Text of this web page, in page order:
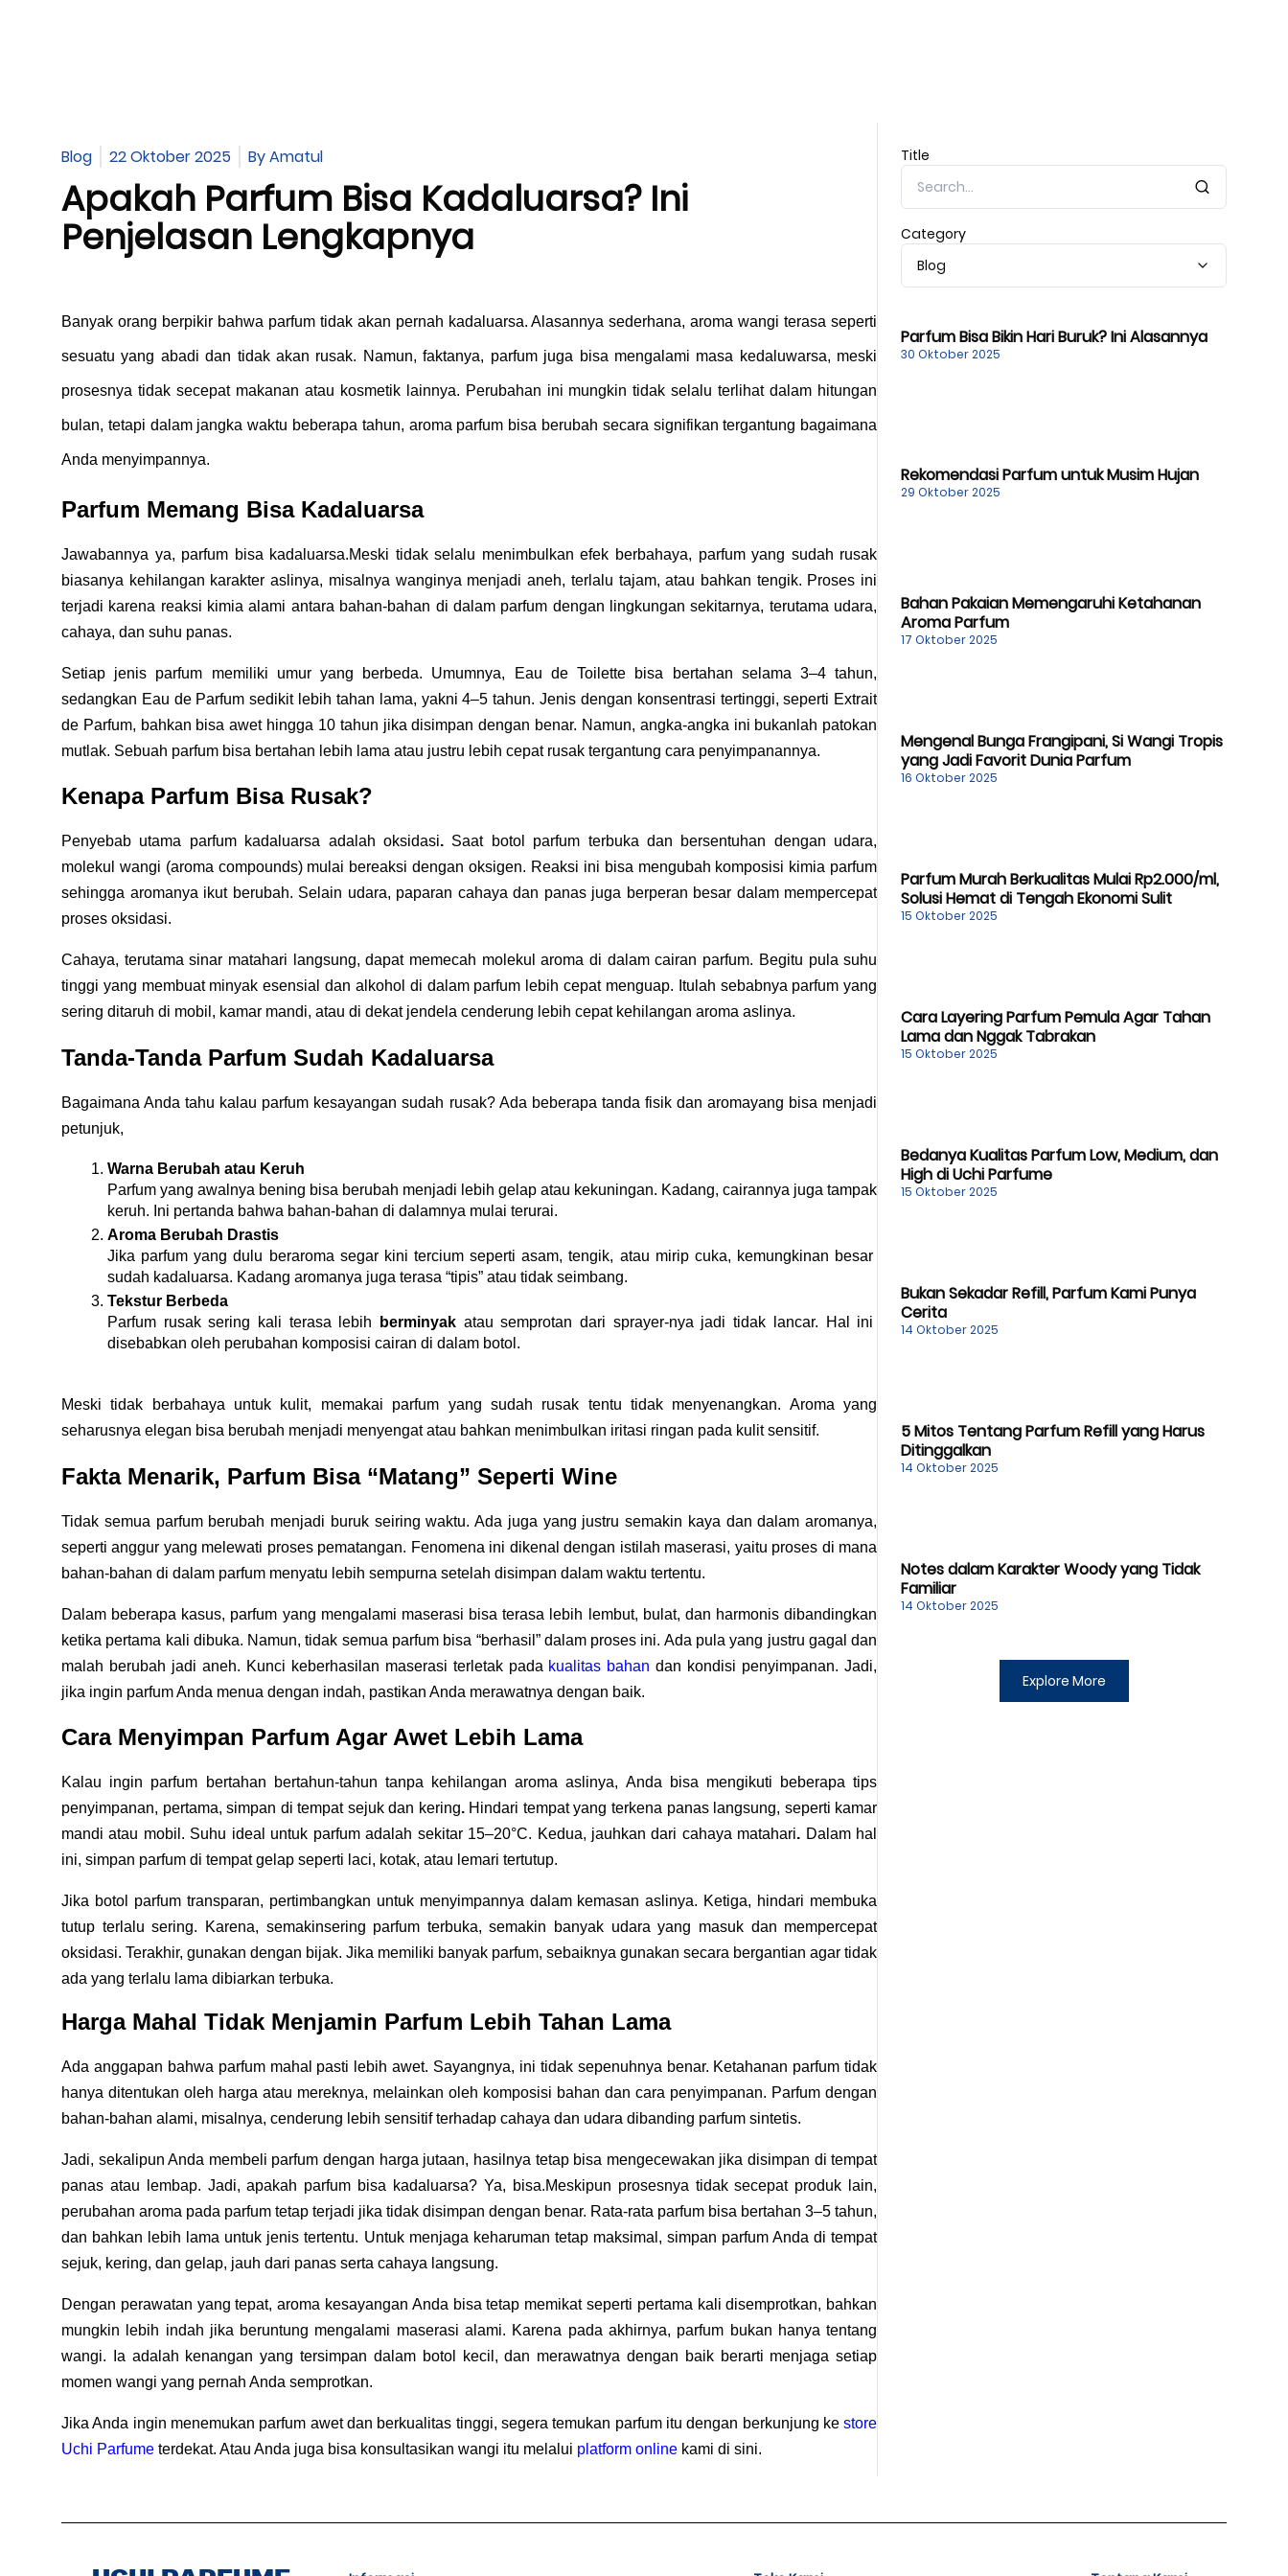
Blog 22 Oktober 2025 ByAmatul
Apakah Parfum Bisa Kadaluarsa? Ini
Penjelasan Lengkapnya
Banyak orang berpikir bahwa parfum tidak akan pernah kadaluarsa. Alasannya sederhana, aroma wangi terasa seperti
sesuatu yang abadi dan tidak akan rusak. Namun, faktanya, parfum juga bisa mengalami masa kedaluwarsa, meski
prosesnya tidak secepat makanan atau kosmetik lainnya. Perubahan ini mungkin tidak selalu terlihat dalam hitungan
bulan, tetapi dalam jangka waktu beberapa tahun, aroma parfum bisa berubah secara signifikan tergantung bagaimana
Anda menyimpannya.
Parfum Memang Bisa Kadaluarsa
Jawabannya ya, parfum bisa kadaluarsa.Meski tidak selalu menimbulkan efek berbahaya, parfum yang sudah rusak
biasanya kehilangan karakter aslinya, misalnya wanginya menjadi aneh, terlalu tajam, atau bahkan tengik. Proses ini
terjadi karena reaksi kimia alami antara bahan-bahan di dalam parfum dengan lingkungan sekitarnya, terutama udara,
cahaya, dan suhu panas.
Setiap jenis parfum memiliki umur yang berbeda. Umumnya, Eau de Toilette bisa bertahan selama 3–4 tahun,
sedangkan Eau de Parfum sedikit lebih tahan lama, yakni 4–5 tahun. Jenis dengan konsentrasi tertinggi, seperti Extrait
de Parfum, bahkan bisa awet hingga 10 tahun jika disimpan dengan benar. Namun, angka-angka ini bukanlah patokan
mutlak. Sebuah parfum bisa bertahan lebih lama atau justru lebih cepat rusak tergantung cara penyimpanannya.
Kenapa Parfum Bisa Rusak?
Penyebab utama parfum kadaluarsa adalah oksidasi. Saat botol parfum terbuka dan bersentuhan dengan udara,
molekul wangi (aroma compounds) mulai bereaksi dengan oksigen. Reaksi ini bisa mengubah komposisi kimia parfum
sehingga aromanya ikut berubah. Selain udara, paparan cahaya dan panas juga berperan besar dalam mempercepat
proses oksidasi.
Cahaya, terutama sinar matahari langsung, dapat memecah molekul aroma di dalam cairan parfum. Begitu pula suhu
tinggi yang membuat minyak esensial dan alkohol di dalam parfum lebih cepat menguap. Itulah sebabnya parfum yang
sering ditaruh di mobil, kamar mandi, atau di dekat jendela cenderung lebih cepat kehilangan aroma aslinya.
Tanda-Tanda Parfum Sudah Kadaluarsa
Bagaimana Anda tahu kalau parfum kesayangan sudah rusak? Ada beberapa tanda fisik dan aromayang bisa menjadi
petunjuk,
Warna Berubah atau Keruh
Parfum yang awalnya bening bisa berubah menjadi lebih gelap atau kekuningan. Kadang, cairannya juga tampak
keruh. Ini pertanda bahwa bahan-bahan di dalamnya mulai terurai.
Aroma Berubah Drastis
Jika parfum yang dulu beraroma segar kini tercium seperti asam, tengik, atau mirip cuka, kemungkinan besar
sudah kadaluarsa. Kadang aromanya juga terasa “tipis” atau tidak seimbang.
Tekstur Berbeda
Parfum rusak sering kali terasa lebih
berminyak atau semprotan dari sprayer-nya jadi tidak lancar. Hal ini
disebabkan oleh perubahan komposisi cairan di dalam botol.
Meski tidak berbahaya untuk kulit, memakai parfum yang sudah rusak tentu tidak menyenangkan. Aroma yang
seharusnya elegan bisa berubah menjadi menyengat atau bahkan menimbulkan iritasi ringan pada kulit sensitif.
Fakta Menarik, Parfum Bisa “Matang” Seperti Wine
Tidak semua parfum berubah menjadi buruk seiring waktu. Ada juga yang justru semakin kaya dan dalam aromanya,
seperti anggur yang melewati proses pematangan. Fenomena ini dikenal dengan istilah maserasi, yaitu proses di mana
bahan-bahan di dalam parfum menyatu lebih sempurna setelah disimpan dalam waktu tertentu.
Dalam beberapa kasus, parfum yang mengalami maserasi bisa terasa lebih lembut, bulat, dan harmonis dibandingkan
ketika pertama kali dibuka. Namun, tidak semua parfum bisa “berhasil” dalam proses ini. Ada pula yang justru gagal dan
malah berubah jadi aneh. Kunci keberhasilan maserasi terletak pada kualitas bahan dan kondisi penyimpanan. Jadi,
jika ingin parfum Anda menua dengan indah, pastikan Anda merawatnya dengan baik.
Cara Menyimpan Parfum Agar Awet Lebih Lama
Kalau ingin parfum bertahan bertahun-tahun tanpa kehilangan aroma aslinya, Anda bisa mengikuti beberapa tips
penyimpanan, pertama, simpan di tempat sejuk dan kering. Hindari tempat yang terkena panas langsung, seperti kamar
mandi atau mobil. Suhu ideal untuk parfum adalah sekitar 15–20°C. Kedua, jauhkan dari cahaya matahari. Dalam hal
ini, simpan parfum di tempat gelap seperti laci, kotak, atau lemari tertutup.
Jika botol parfum transparan, pertimbangkan untuk menyimpannya dalam kemasan aslinya. Ketiga, hindari membuka
tutup terlalu sering. Karena, semakinsering parfum terbuka, semakin banyak udara yang masuk dan mempercepat
oksidasi. Terakhir, gunakan dengan bijak. Jika memiliki banyak parfum, sebaiknya gunakan secara bergantian agar tidak
ada yang terlalu lama dibiarkan terbuka.
Harga Mahal Tidak Menjamin Parfum Lebih Tahan Lama
Ada anggapan bahwa parfum mahal pasti lebih awet. Sayangnya, ini tidak sepenuhnya benar. Ketahanan parfum tidak
hanya ditentukan oleh harga atau mereknya, melainkan oleh komposisi bahan dan cara penyimpanan. Parfum dengan
bahan-bahan alami, misalnya, cenderung lebih sensitif terhadap cahaya dan udara dibanding parfum sintetis.
Jadi, sekalipun Anda membeli parfum dengan harga jutaan, hasilnya tetap bisa mengecewakan jika disimpan di tempat
panas atau lembap. Jadi, apakah parfum bisa kadaluarsa? Ya, bisa.Meskipun prosesnya tidak secepat produk lain,
perubahan aroma pada parfum tetap terjadi jika tidak disimpan dengan benar. Rata-rata parfum bisa bertahan 3–5 tahun,
dan bahkan lebih lama untuk jenis tertentu. Untuk menjaga keharuman tetap maksimal, simpan parfum Anda di tempat
sejuk, kering, dan gelap, jauh dari panas serta cahaya langsung.
Dengan perawatan yang tepat, aroma kesayangan Anda bisa tetap memikat seperti pertama kali disemprotkan, bahkan
mungkin lebih indah jika beruntung mengalami maserasi alami. Karena pada akhirnya, parfum bukan hanya tentang
wangi. Ia adalah kenangan yang tersimpan dalam botol kecil, dan merawatnya dengan baik berarti menjaga setiap
momen wangi yang pernah Anda semprotkan.
Jika Anda ingin menemukan parfum awet dan berkualitas tinggi, segera temukan parfum itu dengan berkunjung ke store
Uchi Parfume terdekat. Atau Anda juga bisa konsultasikan wangi itu melalui platform online kami di sini.
Title
Category
Blog
Parfum Bisa Bikin Hari Buruk? Ini Alasannya
30 Oktober 2025
Rekomendasi Parfum untuk Musim Hujan
29 Oktober 2025
Bahan Pakaian Memengaruhi Ketahanan
Aroma Parfum
17 Oktober 2025
Mengenal Bunga Frangipani, Si Wangi Tropis
yang Jadi Favorit Dunia Parfum
16 Oktober 2025
Parfum Murah Berkualitas Mulai Rp2.000/ml,
Solusi Hemat di Tengah Ekonomi Sulit
15 Oktober 2025
Cara Layering Parfum Pemula Agar Tahan
Lama dan Nggak Tabrakan
15 Oktober 2025
Bedanya Kualitas Parfum Low, Medium, dan
High di Uchi Parfume
15 Oktober 2025
Bukan Sekadar Refill, Parfum Kami Punya
Cerita
14 Oktober 2025
5 Mitos Tentang Parfum Refill yang Harus
Ditinggalkan
14 Oktober 2025
Notes dalam Karakter Woody yang Tidak
Familiar
14 Oktober 2025
Explore More